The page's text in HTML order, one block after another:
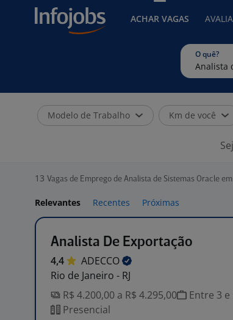
ACHAR VAGAS
O quê?
Modelo de Trabalho Km de você
13 Vagas de Emprego de Analista de Sistemas Oracle em
Relevantes Recentes Próximas
Analista De Exportação
4,4
ADECCO
Rio de Janeiro - RJ
R$ 4.200,00 a R$ 4.295,00
Entre 3 e
Presencial